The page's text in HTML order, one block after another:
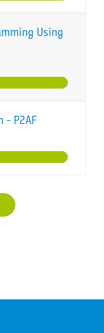
Using
- P2AF